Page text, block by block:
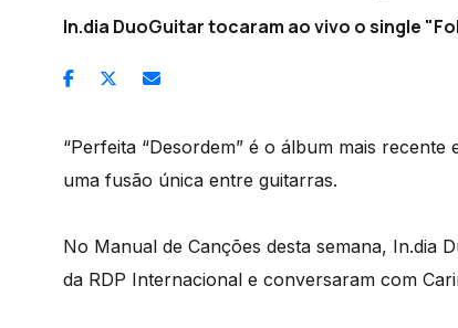
In.dia DuoGuitar tocaram ao vivo o single
“Perfeita “Desordem” é o álbum mais
uma fusão única entre guitarras.
No Manual de Canções desta semana, In.dia
da RDP Internacional e conversaram com